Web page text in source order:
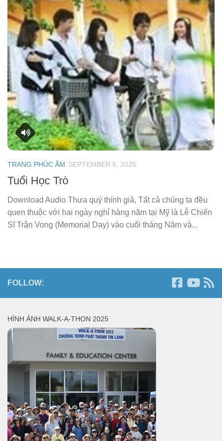
TRANG PHÚC ÂM SEPTEMBER 5, 2025
Tuổi Học Trò
Download Audio Thưa quý thính giả, Tất cả chúng ta đều
quen thuộc với hai ngày nghỉ hàng năm tại Mỹ là Lễ Chiến
Sĩ Trận Vong (Memorial Day) vào cuối tháng Năm và...
FOLLOW:
HÌNH ẢNH WALK-A-THON 2025